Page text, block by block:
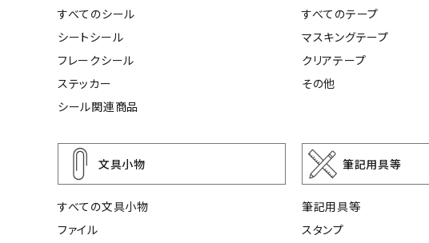
すべてのシール
シートシール
フレークシール
ステッカー
シール関連商品
すべてのテープ
マスキングテープ
クリアテープ
その他
文具小物
すべての文具小物
ファイル
筆記用具等
筆記用具等
スタンプ